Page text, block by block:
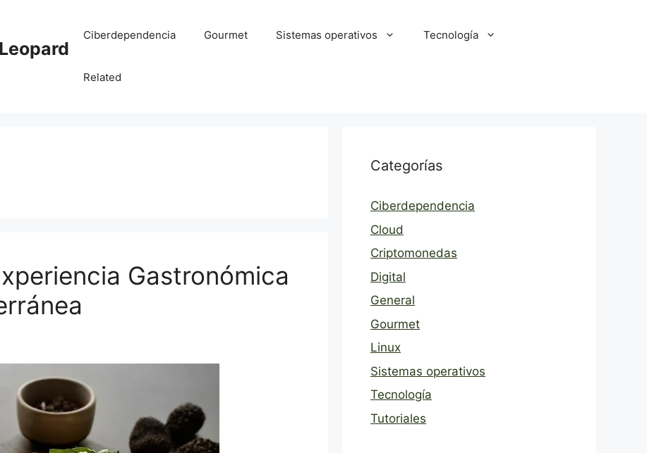
Ciberdependencia Gourmet Sistemas operativos Tecnología
Related
Gastronómica
Categorías
Ciberdependencia
Cloud
Criptomonedas
Digital
General
Gourmet
Linux
Sistemas operativos
Tecnología
Tutoriales